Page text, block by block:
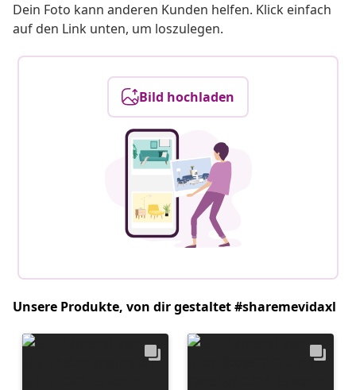
Dein Foto kann anderen Kunden helfen. Klick einfach
auf den Link unten, um loszulegen.
Bild hochladen
Unsere Produkte, von dir gestaltet #sharemevidaxl